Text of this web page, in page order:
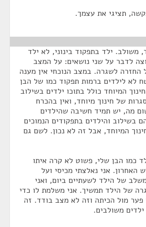
תציגי את עצמך.
משולב. ילד בתפקוד בינוני, לא ילד
לדבר על שני נושאים: על המצב
החזרה לשגרה. במצב הנוכחי אין מענה
לא לילדים ברמות תפקוד כמו של הבן
המיוחד כולל בתוכו ילדים בשילוב
של חינוך מיוחד, ואין בהכרח
מה, יש תמיד חשיבה שהילדים
בשילוב והילדים בתפקודים הנמוכים
המיוחד, אבל זה לא נכון. לשם גם
כמו הבן שלי, פשוט לא קרה איתו
האחרון. אני נאלצתי מכיסי ועל
של הילד לשעתיים ביום, ואני
של הילד תמשיך. אני משלמת לו כדי
פער מול הכיתה וזה לא מצב בודד. זה
משולבים.